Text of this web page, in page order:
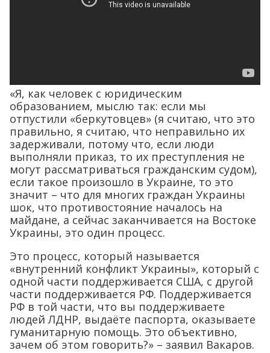
«Я, как человек с юридическим
образованием, мыслю так: если мы
отпустили «беркутовцев» (я считаю, что это
правильно, я считаю, что неправильно их
задерживали, потому что, если люди
выполняли приказ, то их преступления не
могут рассматриваться гражданским судом),
если такое произошло в Украине, то это
значит – что для многих граждан Украины
шок, что противостояние началось на
майдане, а сейчас заканчивается на Востоке
Украины, это один процесс.
Это процесс, который называется
«внутренний конфликт Украины», который с
одной части поддерживается США, с другой
части поддерживается РФ. Поддерживается
РФ в той части, что вы поддерживаете
людей ЛДНР, выдаёте паспорта, оказываете
гуманитарную помощь. Это объективно,
зачем об этом говорить?» – заявил Вакаров.